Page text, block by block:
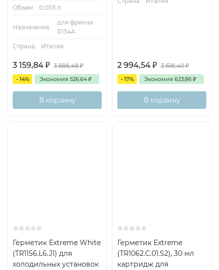
Объем:
0.003 л
Назначение.:
для фреона
R134A
Страна:
Италия
3 159,84 ₽ 3 686,48₽
- 14% Экономия 526,64 ₽
В корзину
2 994,54 ₽ 3 618,40₽
- 17% Экономия 623,86 ₽
В корзину
Герметик Extreme White
(TR1156.L6.J1) для
холодильных установок
Герметик Extreme
(TR1062.C.01.S2), 30 мл
картридж для